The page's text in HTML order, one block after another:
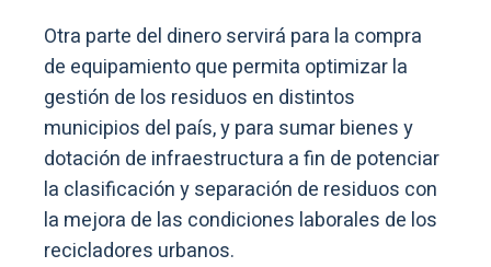
Otra parte del dinero servirá para la compra
de equipamiento que permita optimizar la
gestión de los residuos en distintos
municipios del país, y para sumar bienes y
dotación de infraestructura a fin de potenciar
la clasificación y separación de residuos con
la mejora de las condiciones laborales de los
recicladores urbanos.